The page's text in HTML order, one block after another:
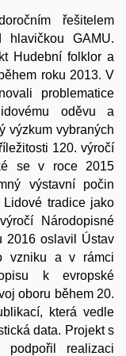
řešitelem
hlavičkou GAMU.
Hudební folklor a
roku 2013. V
problematice
oděvu a
výzkum vybraných
120. výročí
se v roce 2015
výstavní počin
Lidové tradice jako
Národopisné
2016 oslavil Ústav
vzniku a v rámci
k evropské
oboru během 20.
která vedle
data. Projekt s
podpořil realizaci